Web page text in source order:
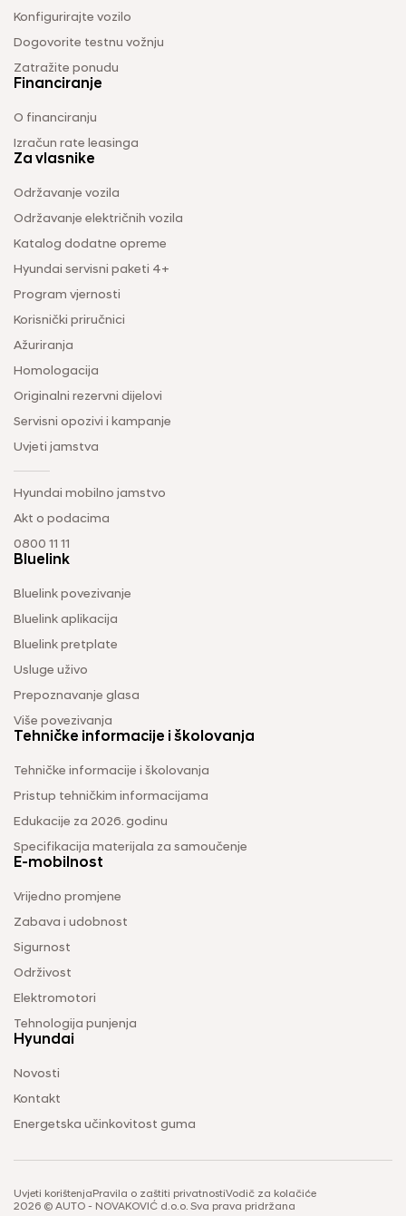
Konfigurirajte vozilo
Dogovorite testnu vožnju
Zatražite ponudu
Financiranje
O financiranju
Izračun rate leasinga
Za vlasnike
Održavanje vozila
Održavanje električnih vozila
Katalog dodatne opreme
Hyundai servisni paketi 4+
Program vjernosti
Korisnički priručnici
Ažuriranja
Homologacija
Originalni rezervni dijelovi
Servisni opozivi i kampanje
Uvjeti jamstva
Hyundai mobilno jamstvo
Akt o podacima
0800 11 11
Bluelink
Bluelink povezivanje
Bluelink aplikacija
Bluelink pretplate
Usluge uživo
Prepoznavanje glasa
Više povezivanja
Tehničke informacije i školovanja
Tehničke informacije i školovanja
Pristup tehničkim informacijama
Edukacije za 2026. godinu
Specifikacija materijala za samoučenje
E-mobilnost
Vrijedno promjene
Zabava i udobnost
Sigurnost
Održivost
Elektromotori
Tehnologija punjenja
Hyundai
Novosti
Kontakt
Energetska učinkovitost guma
Uvjeti korištenja Pravila o zaštiti privatnostiVodič za kolačiće
2026 © AUTO - NOVAKOVIĆ d.o.o. Sva prava pridržana